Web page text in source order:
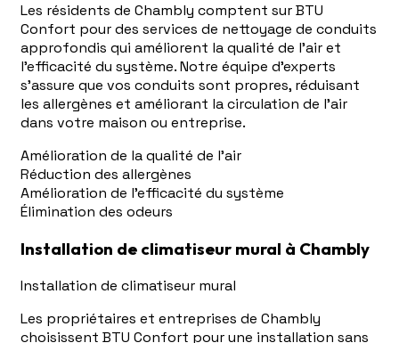
Les résidents de Chambly comptent sur BTU
Confort pour des services de nettoyage de conduits
approfondis qui améliorent la qualité de l'air et
l'efficacité du système. Notre équipe d'experts
s'assure que vos conduits sont propres, réduisant
les allergènes et améliorant la circulation de l'air
dans votre maison ou entreprise.
Amélioration de la qualité de l'air
Réduction des allergènes
Amélioration de l'efficacité du système
Élimination des odeurs
Installation de climatiseur mural à Chambly
Installation de climatiseur mural
Les propriétaires et entreprises de Chambly
choisissent BTU Confort pour une installation sans